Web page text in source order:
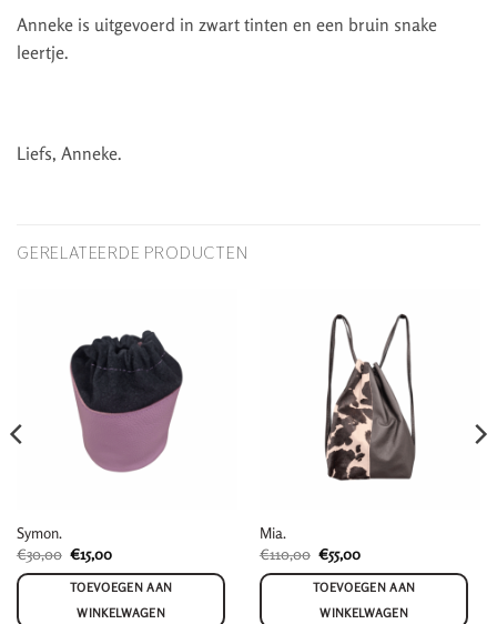
Anneke is uitgevoerd in zwart tinten en een bruin snake
leertje.
Liefs, Anneke.
GERELATEERDE PRODUCTEN
Symon.
€30,00 Oorspronkelijke
prijs
was:
€30,00.
€15,00Huidige
is:
€15,00.
TOEVOEGEN AAN
WINKELWAGEN
Mia.
€110,00 Oorspronkelijke
prijs
was:
€110,00.
€55,00Huidige
is:
€55,00.
TOEVOEGEN AAN
WINKELWAGEN